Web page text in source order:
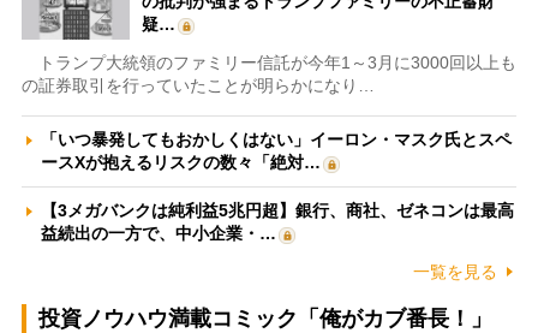
疑…
トランプ大統領のファミリー信託が今年1～3月に3000回以上も
の証券取引を行っていたことが明らかになり…
「いつ暴発してもおかしくはない」イーロン・マスク氏とスペ
ースXが抱えるリスクの数々「絶対…
【3メガバンクは純利益5兆円超】銀行、商社、ゼネコンは最高
益続出の一方で、中小企業・…
一覧を見る
投資ノウハウ満載コミック「俺がカブ番長！」